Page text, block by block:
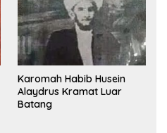
Karomah Habib Husein
Alaydrus Kramat Luar
Batang